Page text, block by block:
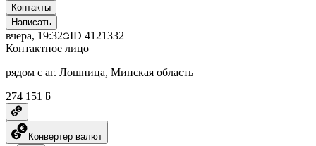
Контакты
Написать
вчера, 19:32 ID 4121332
Контактное лицо
рядом с аг. Лошница, Минская область
274 151 ƃ
Конвертер валют